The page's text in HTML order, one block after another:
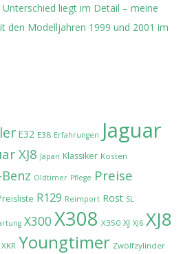
Unterschied liegt im Detail – meine
den Modelljahren 1999 und 2001 im
E32 E38 Erfahrungen Jaguar
XJ8 Japan Klassiker Kosten
Oldtimer Pflege Preise
R129 Reimport Rost SL
X300 X308 X350 XJ XJ6 XJ8
XKR Youngtimer Zwölfzylinder